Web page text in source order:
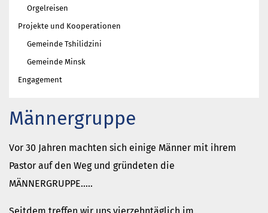
Stiftung Altenhof
Frühstück für alle
Aktuelles
Wer will noch mitfahren?
Besuch aus Minsk
Gott neu vermessen.
Freizeithaus Ratzeburg
Orgelreisen
Projekte und Kooperationen
Gemeinde Tshilidzini
Gemeinde Minsk
Engagement
Männergruppe
Vor 30 Jahren machten sich einige Männer mit ihrem
Pastor auf den Weg und gründeten die
MÄNNERGRUPPE…..